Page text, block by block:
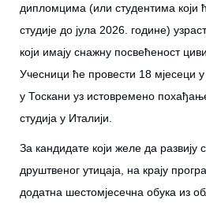
дипломцима (или студентима који
студије до јула 2026. године)
који имају снажну посвећеност
Учесници ће провести 18 мјесеци
у Тоскани уз истовремено
студија у Италији.
За кандидате који желе да развију
друштвеног утицаја, на крају
додатна шестомјесечна обука из